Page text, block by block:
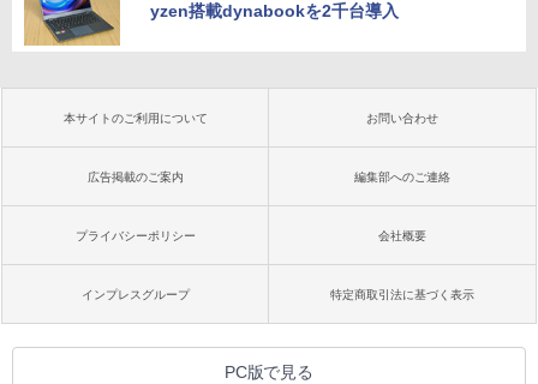
yzen搭載dynabookを2千台導入
本サイトのご利用について お問い合わせ
広告掲載のご案内 編集部へのご連絡
プライバシーポリシー 会社概要
インプレスグループ 特定商取引法に基づく表示
PC版で見る